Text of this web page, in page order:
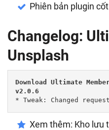
Phiên bản plugin
Changelog:
Unsplash
Download Ultimate
v2.0.6
* Tweak: Сhanged
Xem thêm: Kho lưu